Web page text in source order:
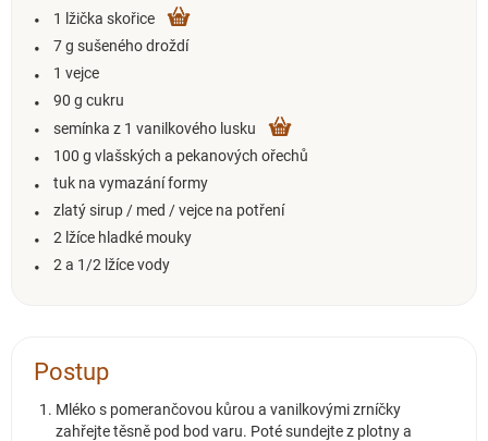
1 lžička skořice
7 g sušeného droždí
1 vejce
90 g cukru
semínka z 1 vanilkového lusku
100 g vlašských a pekanových ořechů
tuk na vymazání formy
zlatý sirup / med / vejce na potření
2 lžíce hladké mouky
2 a 1/2 lžíce vody
Postup
Mléko s pomerančovou kůrou a vanilkovými zrníčky
zahřejte těsně pod bod varu. Poté sundejte z plotny a